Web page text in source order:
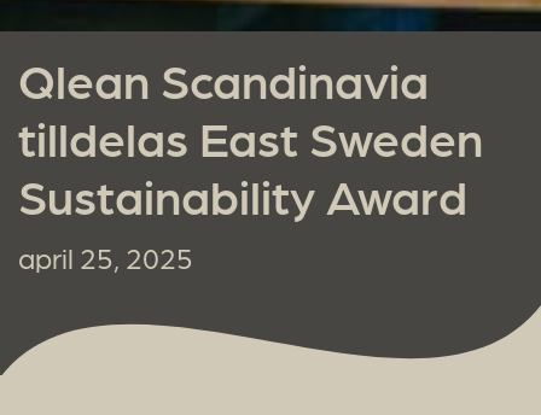
Qlean Scandinavia
tilldelas East Sweden
Sustainability Award
april 25, 2025